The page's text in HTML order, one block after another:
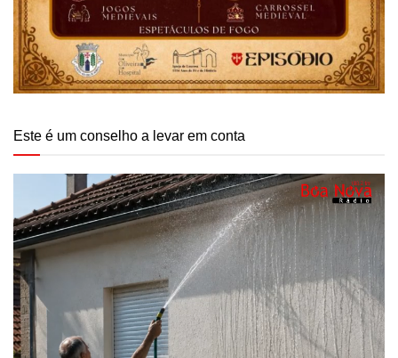
Este é um conselho a levar em conta